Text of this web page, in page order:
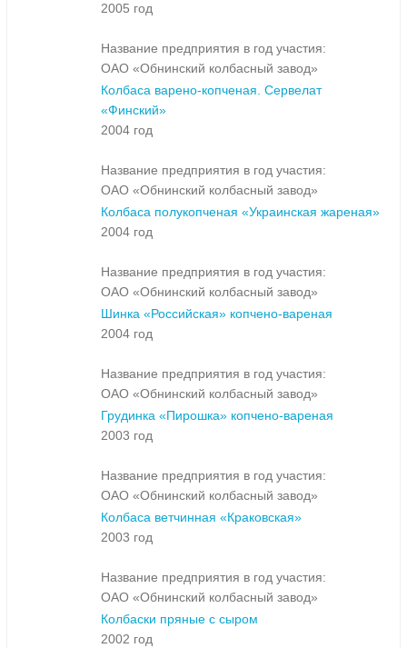
2005 год
Название предприятия в год участия:
ОАО «Обнинский колбасный завод»
Колбаса варено-копченая. Сервелат
«Финский»
2004 год
Название предприятия в год участия:
ОАО «Обнинский колбасный завод»
Колбаса полукопченая «Украинская жареная»
2004 год
Название предприятия в год участия:
ОАО «Обнинский колбасный завод»
Шинка «Российская» копчено-вареная
2004 год
Название предприятия в год участия:
ОАО «Обнинский колбасный завод»
Грудинка «Пирошка» копчено-вареная
2003 год
Название предприятия в год участия:
ОАО «Обнинский колбасный завод»
Колбаса ветчинная «Краковская»
2003 год
Название предприятия в год участия:
ОАО «Обнинский колбасный завод»
Колбаски пряные с сыром
2002 год